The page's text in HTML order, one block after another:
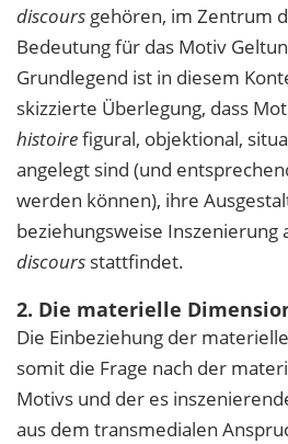
discours gehören, im Zentrum
Bedeutung für das Motiv
Grundlegend ist in diesem
skizzierte Überlegung, dass
histoirefigural, objektional,
angelegt sind (und
werden können), ihre
beziehungsweise Inszenierung
discours stattfindet.
2. Die materielle
Die Einbeziehung der
somit die Frage nach der
Motivs und der es
aus dem transmedialen